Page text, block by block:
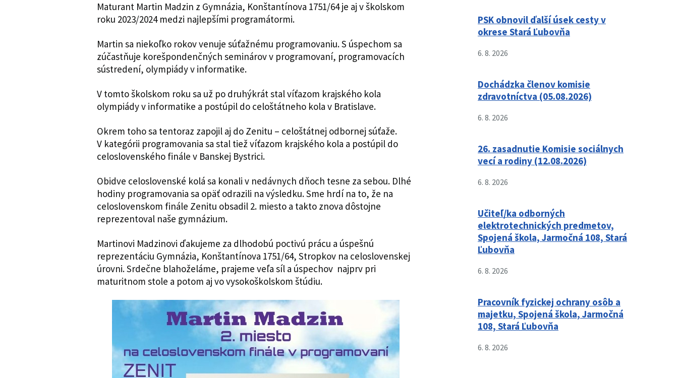
Maturant Martin Madzin z Gymnázia, Konštantínova 1751/64 je aj v školskom
roku 2023/2024 medzi najlepšími programátormi.
Martin sa niekoľko rokov venuje súťažnému programovaniu. S úspechom sa
zúčastňuje korešpondenčných seminárov v programovaní, programovacích
sústredení, olympiády v informatike.
V tomto školskom roku sa už po druhýkrát stal víťazom krajského kola
olympiády v informatike a postúpil do celoštátneho kola v Bratislave.
Okrem toho sa tentoraz zapojil aj do Zenitu – celoštátnej odbornej súťaže.
V kategórii programovania sa stal tiež víťazom krajského kola a postúpil do
celoslovenského finále v Banskej Bystrici.
Obidve celoslovenské kolá sa konali v nedávnych dňoch tesne za sebou. Dlhé
hodiny programovania sa opäť odrazili na výsledku. Sme hrdí na to, že na
celoslovenskom finále Zenitu obsadil 2. miesto a takto znova dôstojne
reprezentoval naše gymnázium.
Martinovi Madzinovi ďakujeme za dlhodobú poctivú prácu a úspešnú
reprezentáciu Gymnázia, Konštantínova 1751/64, Stropkov na celoslovenskej
úrovni. Srdečne blahoželáme, prajeme veľa síl a úspechov najprv pri
maturitnom stole a potom aj vo vysokoškolskom štúdiu.
PSK obnovil ďalší úsek cesty v
okrese Stará Ľubovňa
6. 8. 2026
Dochádzka členov komisie
zdravotníctva (05.08.2026)
6. 8. 2026
26. zasadnutie Komisie sociálnych
vecí a rodiny (12.08.2026)
6. 8. 2026
Učiteľ/ka odborných
elektrotechnických predmetov,
Spojená škola, Jarmočná 108, Stará
Ľubovňa
6. 8. 2026
Pracovník fyzickej ochrany osôb a
majetku, Spojená škola, Jarmočná
108, Stará Ľubovňa
6. 8. 2026